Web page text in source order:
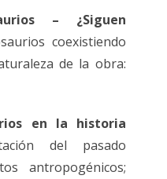
– ¿Siguen
coexistiendo
de la obra:
en la historia
del pasado
antropogénicos;